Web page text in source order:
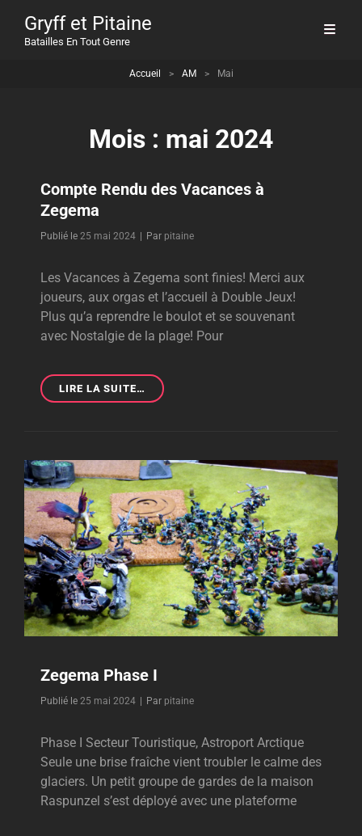
Gryff et Pitaine
Batailles En Tout Genre
Accueil > AM > Mai
Mois : mai 2024
Compte Rendu des Vacances à
Zegema
Publié le 25 mai 2024 Par Byline
pitaine
Les Vacances à Zegema sont finies! Merci aux
joueurs, aux orgas et l’accueil à Double Jeux!
Plus qu’a reprendre le boulot et se souvenant
avec Nostalgie de la plage! Pour
LIRE LA SUITE… COMPTE
RENDU
ZEGEMA
Zegema Phase I
Publié le 25 mai 2024 | Par Byline
pitaine
Phase I Secteur Touristique, Astroport Arctique
Seule une brise fraîche vient troubler le calme des
glaciers. Un petit groupe de gardes de la maison
Raspunzel s’est déployé avec une plateforme